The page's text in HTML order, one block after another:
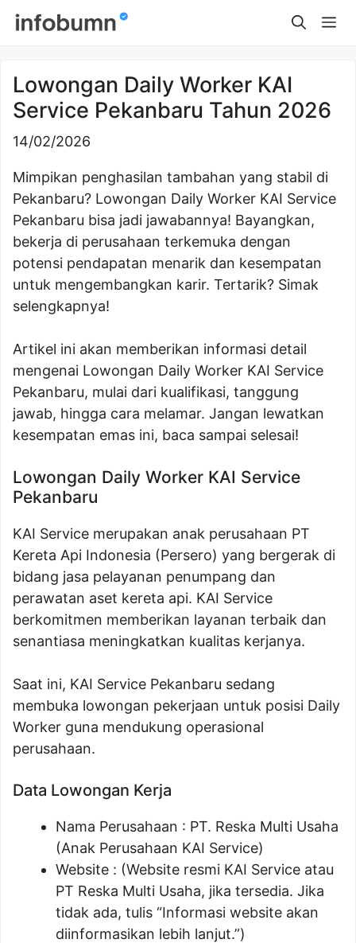
Skip
Lowongan Daily Worker KAI
Service Pekanbaru Tahun 2026
14/02/2026
Mimpikan penghasilan tambahan yang stabil di
Pekanbaru? Lowongan Daily Worker KAI Service
Pekanbaru bisa jadi jawabannya! Bayangkan,
bekerja di perusahaan terkemuka dengan
potensi pendapatan menarik dan kesempatan
untuk mengembangkan karir. Tertarik? Simak
selengkapnya!
Artikel ini akan memberikan informasi detail
mengenai Lowongan Daily Worker KAI Service
Pekanbaru, mulai dari kualifikasi, tanggung
jawab, hingga cara melamar. Jangan lewatkan
kesempatan emas ini, baca sampai selesai!
Lowongan Daily Worker KAI Service
Pekanbaru
KAI Service merupakan anak perusahaan PT
Kereta Api Indonesia (Persero) yang bergerak di
bidang jasa pelayanan penumpang dan
perawatan aset kereta api. KAI Service
berkomitmen memberikan layanan terbaik dan
senantiasa meningkatkan kualitas kerjanya.
Saat ini, KAI Service Pekanbaru sedang
membuka lowongan pekerjaan untuk posisi Daily
Worker guna mendukung operasional
perusahaan.
Data Lowongan Kerja
Nama Perusahaan : PT. Reska Multi Usaha
(Anak Perusahaan KAI Service)
Website : (Website resmi KAI Service atau
PT Reska Multi Usaha, jika tersedia. Jika
tidak ada, tulis “Informasi website akan
diinformasikan lebih lanjut.”)